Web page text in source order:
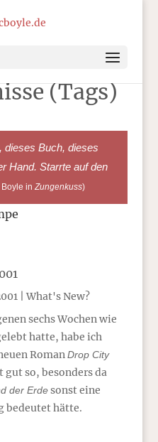
(Tags)
dieses Buch, dieses
Hand. Starrte auf den
Boyle in Zungenkuss)
|What's New?
sechs Wochen wie
hatte, habe ich
RomanDrop City
so, besonders da
der Erdesonst eine
bedeutet hätte.